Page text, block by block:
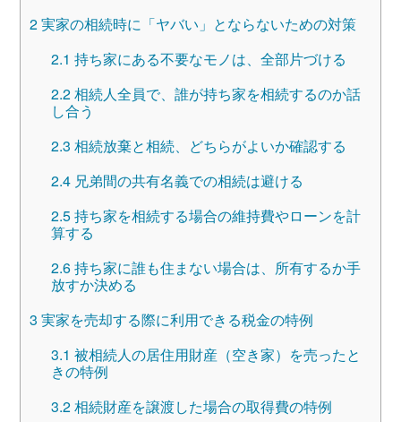
2実家の相続時に「ヤバい」とならないための対策
2.1 持ち家にある不要なモノは、全部片づける
2.2相続人全員で、誰が持ち家を相続するのか話
し合う
2.3 相続放棄と相続、どちらがよいか確認する
2.4兄弟間の共有名義での相続は避ける
2.5持ち家を相続する場合の維持費やローンを計
算する
2.6持ち家に誰も住まない場合は、所有するか手
放すか決める
3 実家を売却する際に利用できる税金の特例
3.1 被相続人の居住用財産（空き家）を売ったと
きの特例
3.2相続財産を譲渡した場合の取得費の特例